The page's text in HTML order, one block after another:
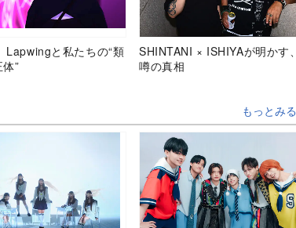
Lapwingと私たちの“類
”
SHINTANI × ISHIYAが明かす、
噂の真相
もっとみる